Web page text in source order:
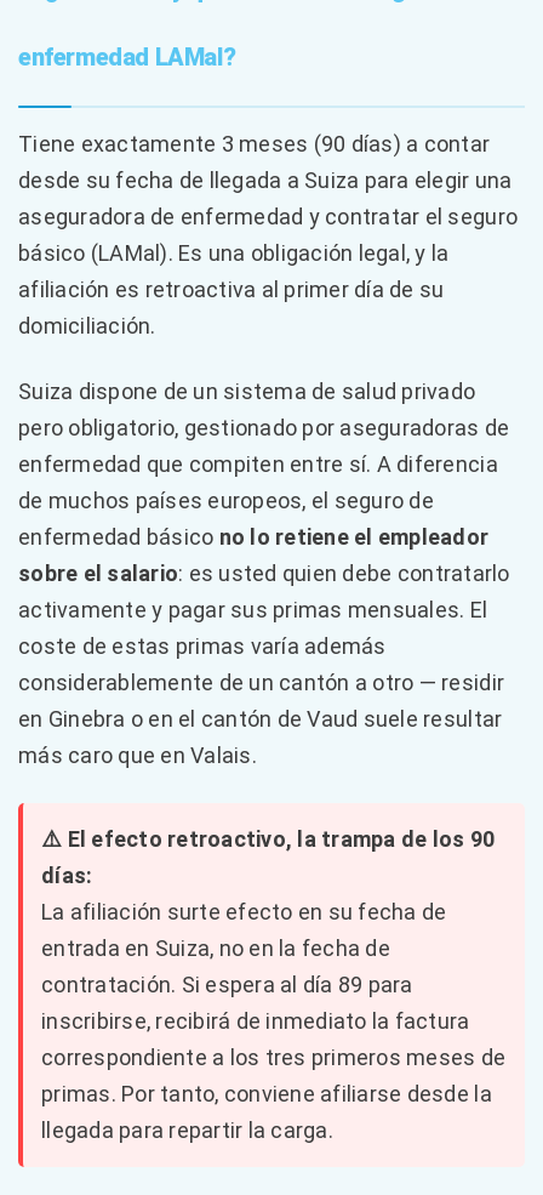
enfermedad LAMal?
Tiene exactamente 3 meses (90 días) a contar
desde su fecha de llegada a Suiza para elegir una
aseguradora de enfermedad y contratar el seguro
básico (LAMal). Es una obligación legal, y la
afiliación es retroactiva al primer día de su
domiciliación.
Suiza dispone de un sistema de salud privado
pero obligatorio, gestionado por aseguradoras de
enfermedad que compiten entre sí. A diferencia
de muchos países europeos, el seguro de
enfermedad básico no lo retiene el empleador
sobre el salario: es usted quien debe contratarlo
activamente y pagar sus primas mensuales. El
coste de estas primas varía además
considerablemente de un cantón a otro — residir
en Ginebra o en el cantón de Vaud suele resultar
más caro que en Valais.
⚠️ El efecto retroactivo, la trampa de los 90
días:
La afiliación surte efecto en su fecha de
entrada en Suiza, no en la fecha de
contratación. Si espera al día 89 para
inscribirse, recibirá de inmediato la factura
correspondiente a los tres primeros meses de
primas. Por tanto, conviene afiliarse desde la
llegada para repartir la carga.